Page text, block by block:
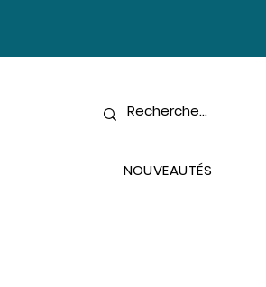
NOUVEAUTÉS